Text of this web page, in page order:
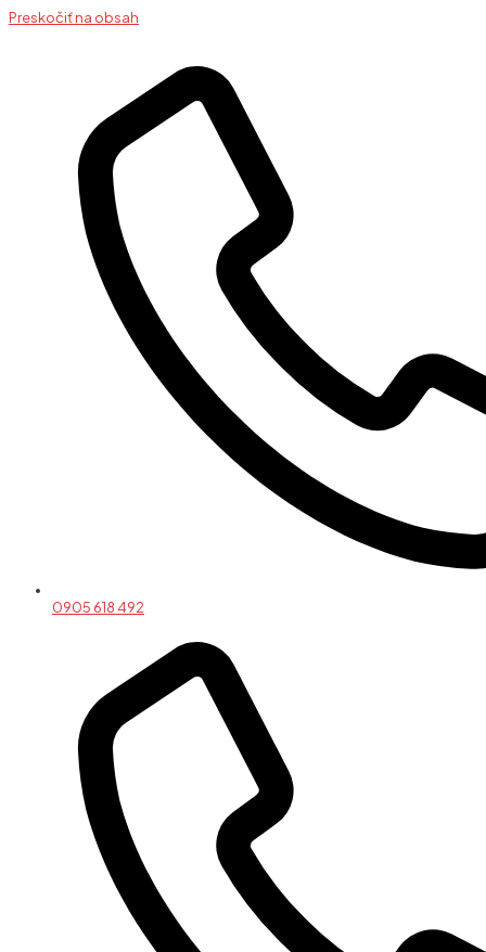
Preskočiť na obsah
0905 618 492